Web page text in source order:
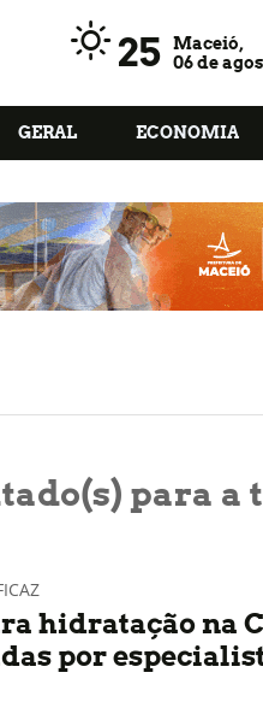
25
Maceió,
06 de
GERAL ECONOMIA
para a
hidratação na
por